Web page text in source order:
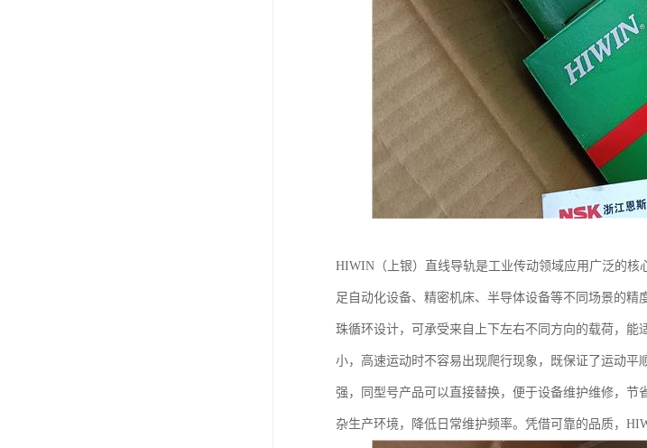
HIWIN（上银）直线导轨是工业传动领域应用广泛的
足自动化设备、精密机床、半导体设备等不同场景的
珠循环设计，可承受来自上下左右不同方向的载荷，
小，高速运动时不容易出现爬行现象，既保证了运动
强，同型号产品可以直接替换，便于设备维护维修，
杂生产环境，降低日常维护频率。凭借可靠的品质，